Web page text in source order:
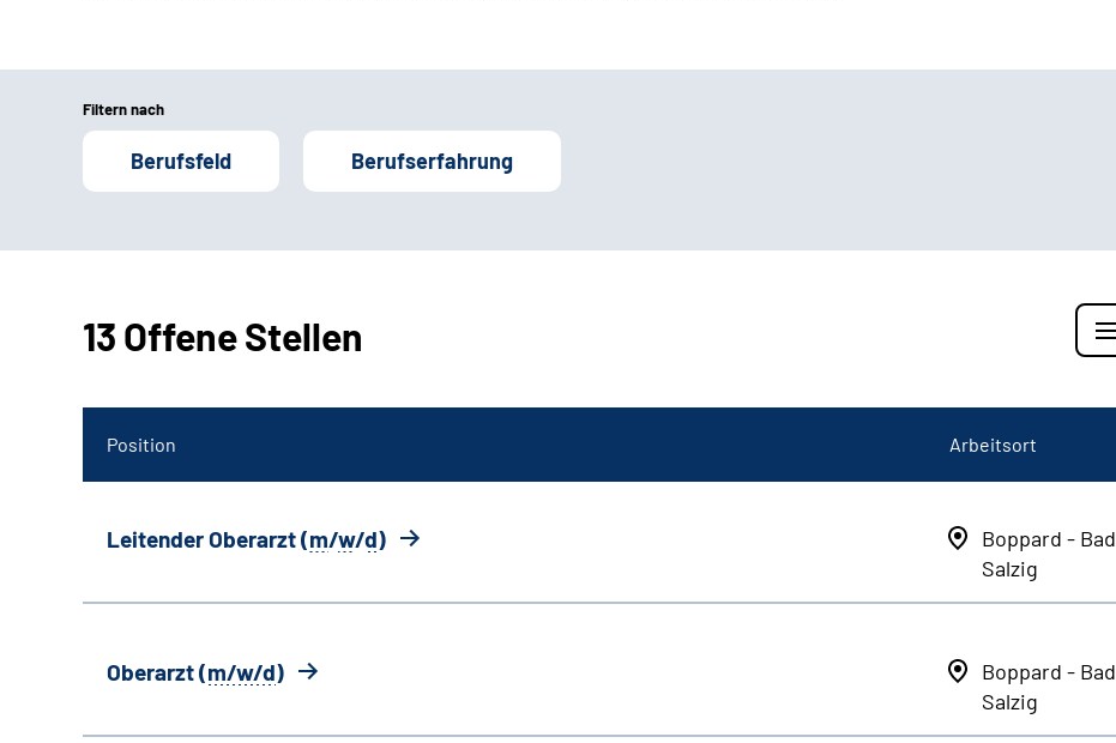
Filtern nach
Berufsfeld Berufserfahrung
13 Offene Stellen
Position Arbeitsort
Leitender Oberarzt (m/w/d)
Boppard - Bad
Salzig
Oberarzt (m/w/d)
Boppard - Bad
Salzig